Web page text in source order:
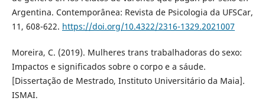
Argentina. Contemporânea: Revista de Psicologia da UFSCar,
11, 608-622. https://doi.org/10.4322/2316-1329.2021007
Moreira, C. (2019). Mulheres trans trabalhadoras do sexo:
Impactos e significados sobre o corpo e a sáude.
[Dissertação de Mestrado, Instituto Universitário da Maia].
ISMAI.